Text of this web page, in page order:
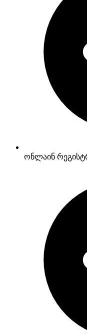
ონლაინ